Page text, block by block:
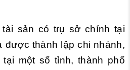
sản có trụ sở chính tại
được thành lập chi nhánh,
một số tỉnh, thành phố